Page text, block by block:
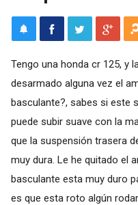
Tengo una honda cr 125, y
desarmado alguna vez el
basculante?, sabes si este
puede subir suave con la
que la suspensión trasera
muy dura. Le he quitado el
basculante esta muy duro
es que esta roto algún